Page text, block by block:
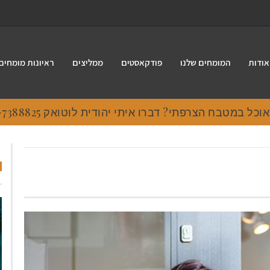
אודות המומחים שלנו פודקאסטים ממליצים ראיונות
במטבח הצרפתי? דברו איתי יהודית לוטואק 054-7388825.